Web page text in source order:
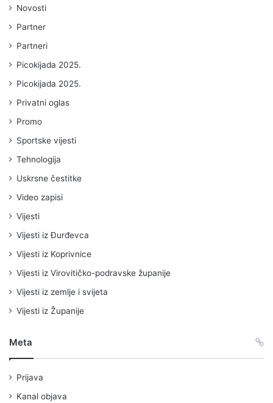
Novosti
Partner
Partneri
Picokijada 2025.
Picokijada 2025.
Privatni oglas
Promo
Sportske vijesti
Tehnologija
Uskrsne čestitke
Video zapisi
Vijesti
Vijesti iz Đurđevca
Vijesti iz Koprivnice
Vijesti iz Virovitičko-podravske županije
Vijesti iz zemlje i svijeta
Vijesti iz Županije
Meta
Prijava
Kanal objava